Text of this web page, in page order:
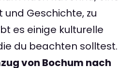
und Geschichte, zu
es einige kulturelle
du beachten solltest.
von Bochum nach